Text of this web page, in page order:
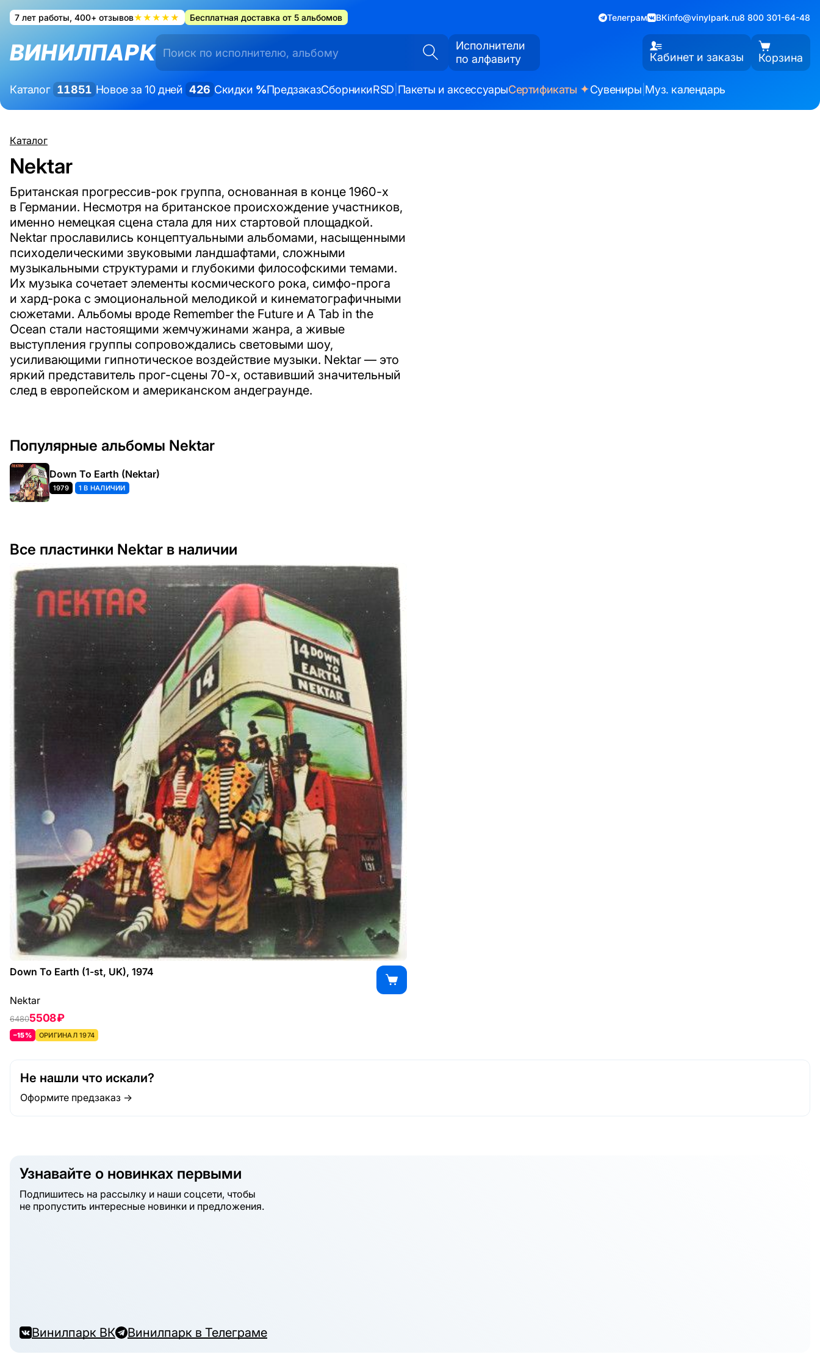
7 лет работы, 400+ отзывов★★★★★ Бесплатная доставка от 5 альбомов Телеграм ВКinfo@vinylpark.ru8 800 301-64-48
ВИНИЛПАРК
Исполнители
по алфавиту
Кабинет и заказы Корзина
Каталог 11851 Новое за 10 дней 426 Скидки %ПредзаказСборникиRSD Пакеты и аксессуарыСертификаты ✦Сувениры Муз. календарь
Каталог
Nektar
Британская прогрессив-рок группа, основанная в конце 1960-х
в Германии. Несмотря на британское происхождение участников,
именно немецкая сцена стала для них стартовой площадкой.
Nektar прославились концептуальными альбомами, насыщенными
психоделическими звуковыми ландшафтами, сложными
музыкальными структурами и глубокими философскими темами.
Их музыка сочетает элементы космического рока, симфо-прога
и хард-рока с эмоциональной мелодикой и кинематографичными
сюжетами. Альбомы вроде Remember the Future и A Tab in the
Ocean стали настоящими жемчужинами жанра, а живые
выступления группы сопровождались световыми шоу,
усиливающими гипнотическое воздействие музыки. Nektar — это
яркий представитель прог-сцены 70-х, оставивший значительный
след в европейском и американском андеграунде.
Популярные альбомы Nektar
Down To Earth (Nektar)
1979 1 В НАЛИЧИИ
Все пластинки Nektar в наличии
Down To Earth (1-st, UK), 1974
Nektar
64805508 ₽
–15% ОРИГИНАЛ 1974
Не нашли что искали?
Оформите предзаказ →
Узнавайте о новинках первыми
Подпишитесь на рассылку и наши соцсети, чтобы
не пропустить интересные новинки и предложения.
Винилпарк ВК Винилпарк в Телеграме